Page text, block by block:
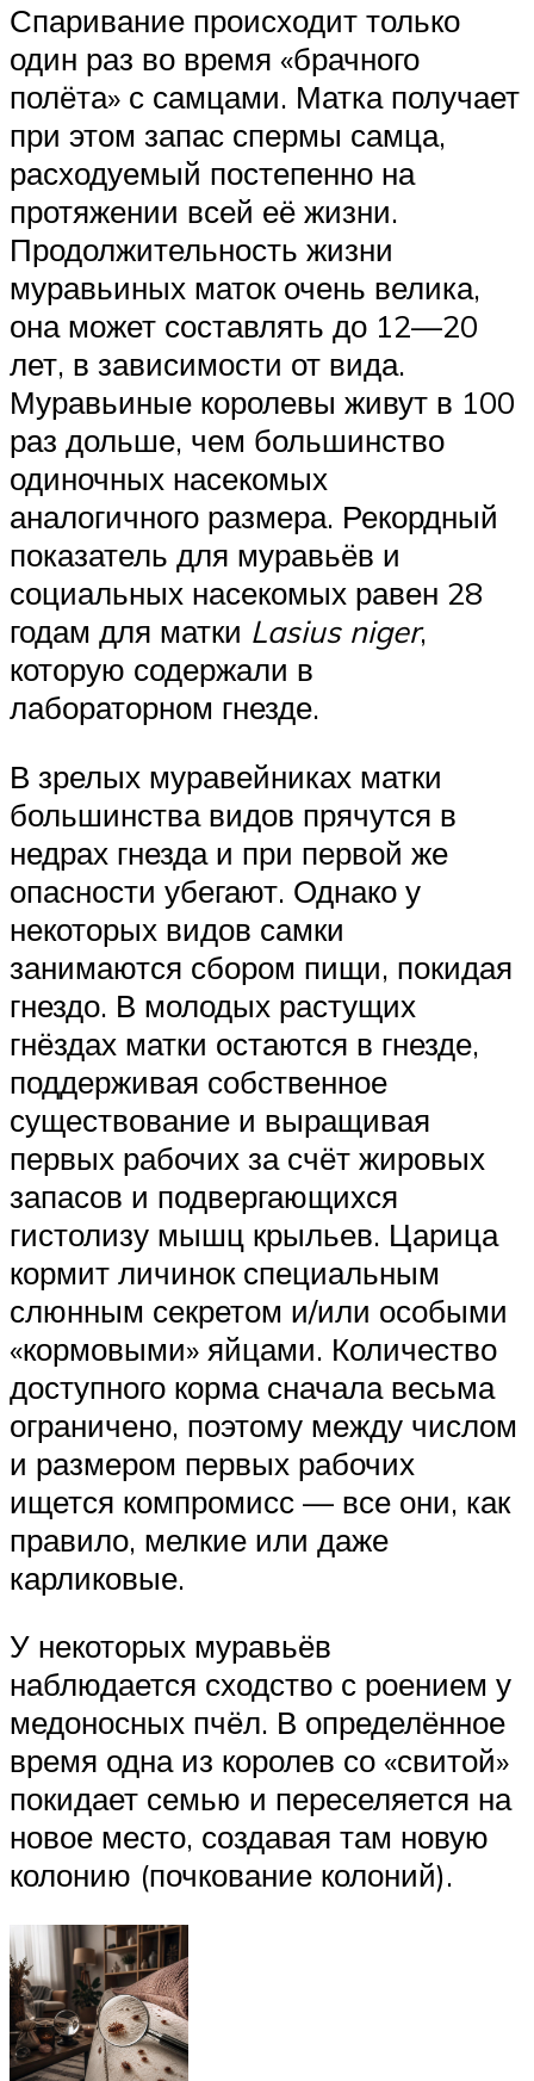
Спаривание происходит только
один раз во время «брачного
полёта» с самцами. Матка получает
при этом запас спермы самца,
расходуемый постепенно на
протяжении всей её жизни.
Продолжительность жизни
муравьиных маток очень велика,
она может составлять до 12—20
лет, в зависимости от вида.
Муравьиные королевы живут в 100
раз дольше, чем большинство
одиночных насекомых
аналогичного размера. Рекордный
показатель для муравьёв и
социальных насекомых равен 28
годам для матки Lasius niger,
которую содержали в
лабораторном гнезде.
В зрелых муравейниках матки
большинства видов прячутся в
недрах гнезда и при первой же
опасности убегают. Однако у
некоторых видов самки
занимаются сбором пищи, покидая
гнездо. В молодых растущих
гнёздах матки остаются в гнезде,
поддерживая собственное
существование и выращивая
первых рабочих за счёт жировых
запасов и подвергающихся
гистолизу мышц крыльев. Царица
кормит личинок специальным
слюнным секретом и/или особыми
«кормовыми» яйцами. Количество
доступного корма сначала весьма
ограничено, поэтому между числом
и размером первых рабочих
ищется компромисс — все они, как
правило, мелкие или даже
карликовые.
У некоторых муравьёв
наблюдается сходство с роением у
медоносных пчёл. В определённое
время одна из королев со «свитой»
покидает семью и переселяется на
новое место, создавая там новую
колонию (почкование колоний).